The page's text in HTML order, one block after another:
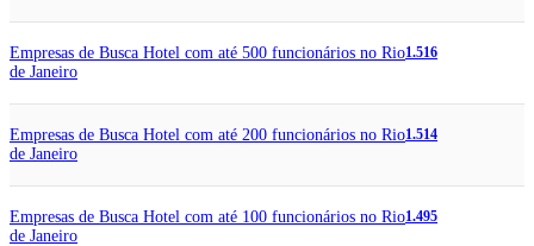
Empresas de Busca Hotel com até 500 funcionários no Rio
de Janeiro
1.516
Empresas de Busca Hotel com até 200 funcionários no Rio
de Janeiro
1.514
Empresas de Busca Hotel com até 100 funcionários no Rio
de Janeiro
1.495